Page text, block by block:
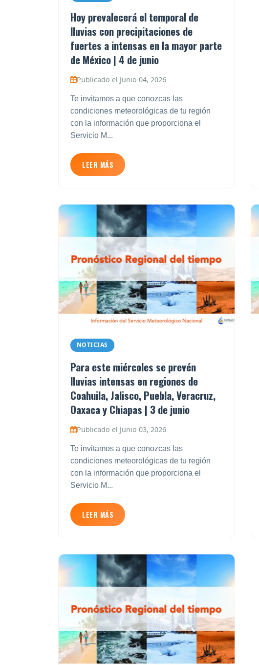
Hoy prevalecerá el temporal de
lluvias con precipitaciones de
fuertes a intensas en la mayor parte
de México | 4 de junio
Publicado el Junio 04, 2026
Te invitamos a que conozcas las
condiciones meteorológicas de tu región
con la información que proporciona el
Servicio M...
LEER MÁS
NOTICIAS
Para este miércoles se prevén
lluvias intensas en regiones de
Coahuila, Jalisco, Puebla, Veracruz,
Oaxaca y Chiapas | 3 de junio
Publicado el Junio 03, 2026
Te invitamos a que conozcas las
condiciones meteorológicas de tu región
con la información que proporciona el
Servicio M...
LEER MÁS